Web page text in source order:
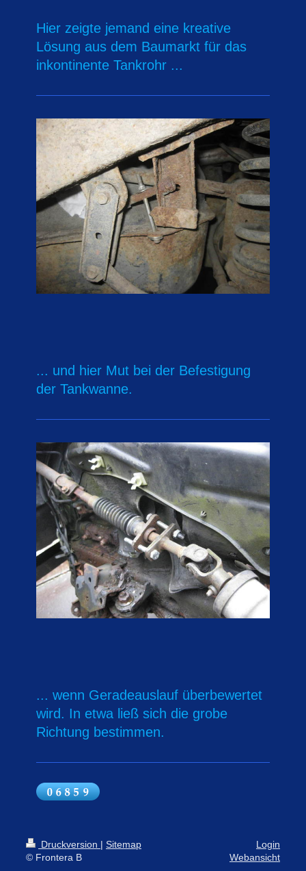
Hier zeigte jemand eine kreative
Lösung aus dem Baumarkt für das
inkontinente Tankrohr ...
... und hier Mut bei der Befestigung
der Tankwanne.
... wenn Geradeauslauf überbewertet
wird. In etwa ließ sich die grobe
Richtung bestimmen.
Druckversion | Sitemap
© Frontera B
Login
Webansicht